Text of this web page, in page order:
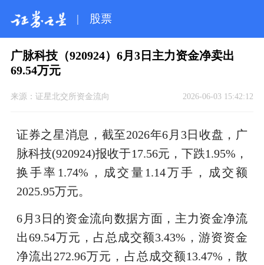
| 股票
广脉科技（920924）6月3日主力资金净卖出
69.54万元
来源： 证星北交所资金流向 2026-06-03 15:42:12
证券之星消息，截至2026年6月3日收盘，广
脉科技(920924)报收于17.56元，下跌1.95%，
换手率1.74%，成交量1.14万手，成交额
2025.95万元。
6月3日的资金流向数据方面，主力资金净流
出69.54万元，占总成交额3.43%，游资资金
净流出272.96万元，占总成交额13.47%，散